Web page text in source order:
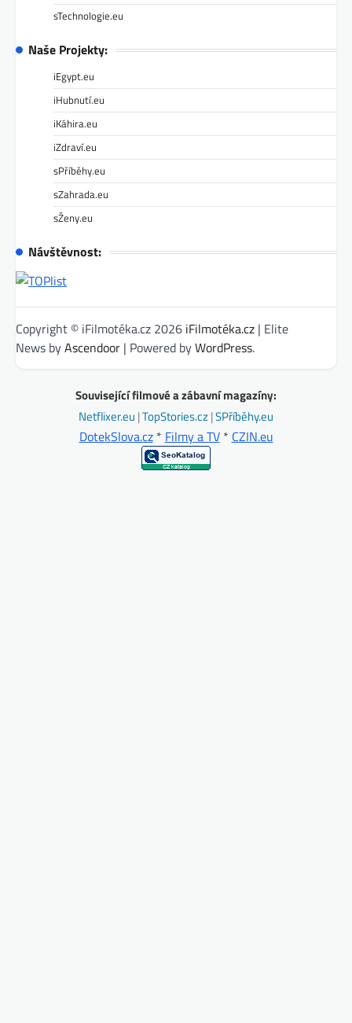
sTechnologie.eu
Naše Projekty:
iEgypt.eu
iHubnutí.eu
iKáhira.eu
iZdraví.eu
sPříběhy.eu
sZahrada.eu
sŽeny.eu
Návštěvnost:
Copyright © iFilmotéka.cz 2026 iFilmotéka.cz | Elite
News byAscendoor | Powered byWordPress.
Související filmové a zábavní magazíny:
Netflixer.eu |TopStories.cz|SPříběhy.eu
DotekSlova.cz* Filmy a TV* CZIN.eu